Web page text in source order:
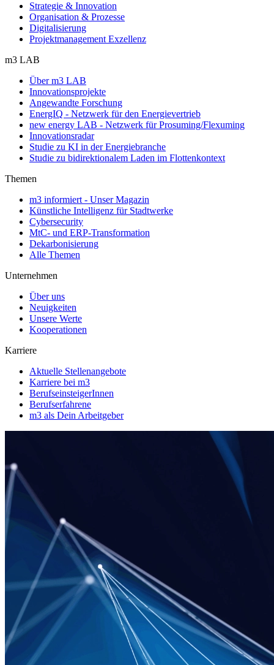
Strategie & Innovation
Organisation & Prozesse
Digitalisierung
Projektmanagement Exzellenz
m3 LAB
Über m3 LAB
Innovationsprojekte
Angewandte Forschung
EnergIQ - Netzwerk für den Energievertrieb
new energy LAB - Netzwerk für Prosuming/Flexuming
Innovationsradar
Studie zu KI in der Energiebranche
Studie zu bidirektionalem Laden im Flottenkontext
Themen
m3 informiert - Unser Magazin
Künstliche Intelligenz für Stadtwerke
Cybersecurity
MtC- und ERP-Transformation
Dekarbonisierung
Alle Themen
Unternehmen
Über uns
Neuigkeiten
Unsere Werte
Kooperationen
Karriere
Aktuelle Stellenangebote
Karriere bei m3
BerufseinsteigerInnen
Berufserfahrene
m3 als Dein Arbeitgeber